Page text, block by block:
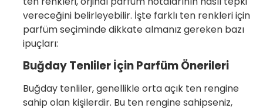
vereceğini belirleyebilir. İşte farklı ten renkleri için
parfüm seçiminde dikkate almanız gereken bazı
ipuçları:
Buğday Tenliler İçin Parfüm Önerileri
Buğday tenliler, genellikle orta açık ten rengine
sahip olan kişilerdir. Bu ten rengine sahipseniz,